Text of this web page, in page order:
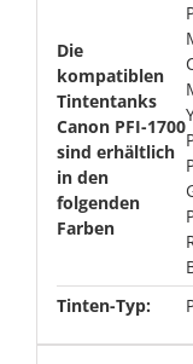
Die
kompatiblen
Tintentanks
Canon PFI-1700
sind erhältlich
in den
folgenden
Farben
Tinten-Typ: